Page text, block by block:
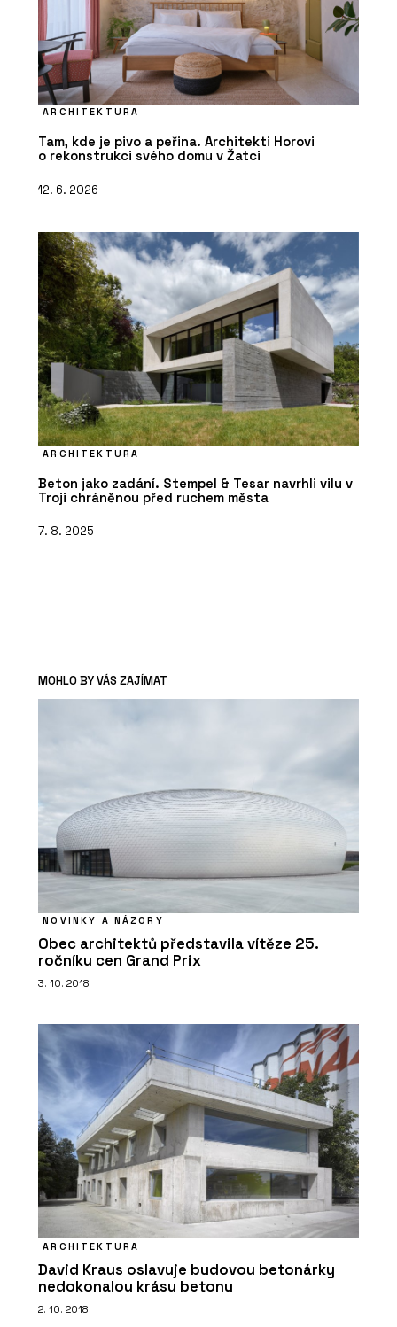
ARCHITEKTURA
Tam, kde je pivo a peřina. Architekti Horovi
o rekonstrukci svého domu v Žatci
12. 6. 2026
ARCHITEKTURA
Beton jako zadání. Stempel & Tesar navrhli vilu v
Troji chráněnou před ruchem města
7. 8. 2025
MOHLO BY VÁS ZAJÍMAT
NOVINKY A NÁZORY
Obec architektů představila vítěze 25.
ročníku cen Grand Prix
3. 10. 2018
ARCHITEKTURA
David Kraus oslavuje budovou betonárky
nedokonalou krásu betonu
2. 10. 2018